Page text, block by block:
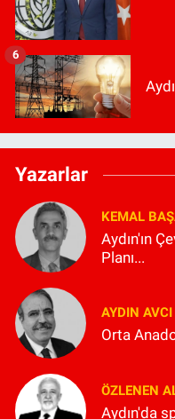
6
Yazarlar
KEMAL
Aydın'ın
Planı...
AYDIN AVCI
Orta
ÖZLENEN
Aydın'da